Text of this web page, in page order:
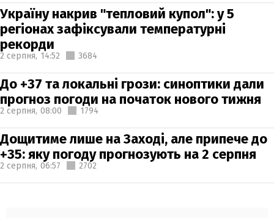
Україну накрив "тепловий купол": у 5
регіонах зафіксували температурні
рекорди
2 серпня, 14:52 3684
До +37 та локальні грози: синоптики дали
прогноз погоди на початок нового тижня
2 серпня, 08:00 1794
Дощитиме лише на Заході, але припече до
+35: яку погоду прогнозують на 2 серпня
2 серпня, 06:57 2702